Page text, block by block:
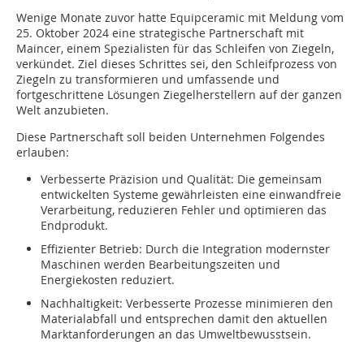
Wenige Monate zuvor hatte Equipceramic mit Meldung vom
25. Oktober 2024 eine strategische Partnerschaft mit
Maincer, einem Spezialisten für das Schleifen von Ziegeln,
verkündet. Ziel dieses Schrittes sei, den Schleifprozess von
Ziegeln zu transformieren und umfassende und
fortgeschrittene Lösungen Ziegelherstellern auf der ganzen
Welt anzubieten.
Diese Partnerschaft soll beiden Unternehmen Folgendes
erlauben:
Verbesserte Präzision und Qualität: Die gemeinsam
entwickelten Systeme gewährleisten eine einwandfreie
Verarbeitung, reduzieren Fehler und optimieren das
Endprodukt.
Effizienter Betrieb: Durch die Integration modernster
Maschinen werden Bearbeitungszeiten und
Energiekosten reduziert.
Nachhaltigkeit: Verbesserte Prozesse minimieren den
Materialabfall und entsprechen damit den aktuellen
Marktanforderungen an das Umweltbewusstsein.